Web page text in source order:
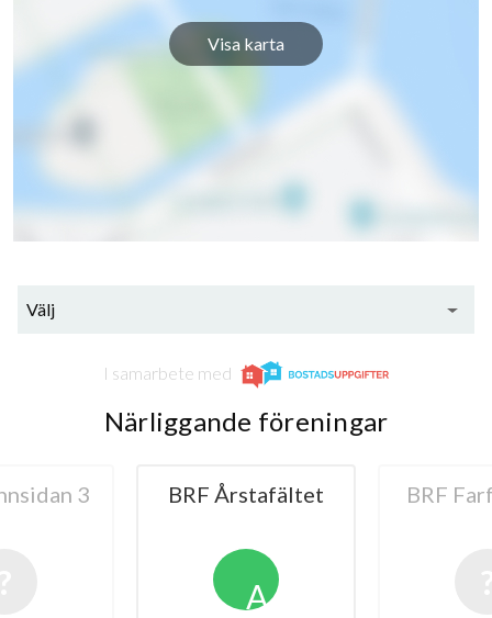
lägenheter
Visa karta
Välj
I samarbete med
Närliggande föreningar
3 BRF Årstafältet
A
BRF